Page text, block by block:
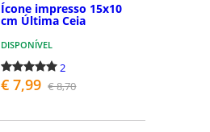
Ícone impresso 15x10
cm Última Ceia
DISPONÍVEL
2
€ 7,99 € 8,70